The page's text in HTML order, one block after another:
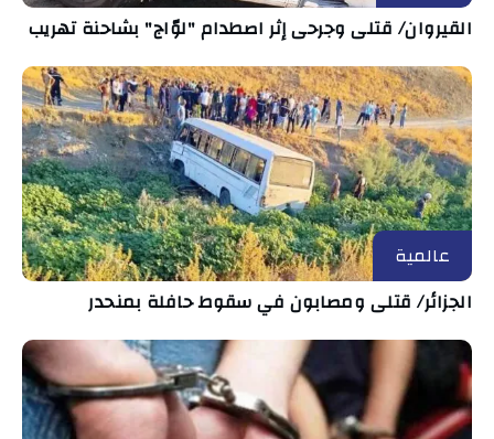
القيروان/ قتلى وجرحى إثر اصطدام "لوّاج" بشاحنة تهريب
عالمية
الجزائر/ قتلى ومصابون في سقوط حافلة بمنحدر